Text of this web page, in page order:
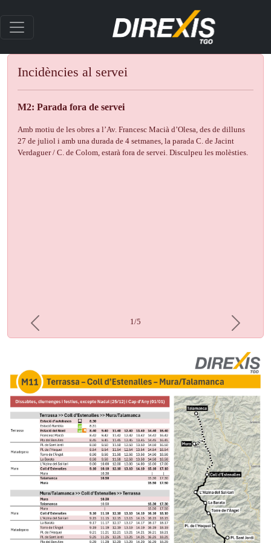
Incidències al servei
M2: Parada fora de servei
Amb motiu de les obres a l’Av. Francesc Macià d’Olesa, des de dilluns
27 de juliol i amb una durada de 4 setmanes, la parada C. de Jacint
Verdaguer / C. de Colom, estarà fora de servei. Disculpeu les molèsties.
1/5
Previous Next